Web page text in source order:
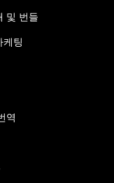
및 번들
케팅
역